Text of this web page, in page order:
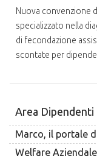
Area Dipendenti
Marco, il portale
Welfare Aziendale
Nuova convenzione
specializzato nella
di fecondazione
scontate per